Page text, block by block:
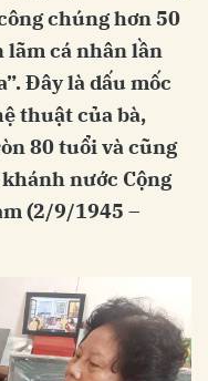
chúng hơn 50
lãm cá nhân lần
Đây là dấu mốc
thuật của bà,
80 tuổi và cũng
nước Cộng
(2/9/1945 –